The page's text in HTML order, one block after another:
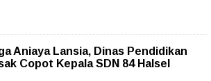
Aniaya Lansia, Dinas Pendidikan
Copot Kepala SDN 84 Halsel